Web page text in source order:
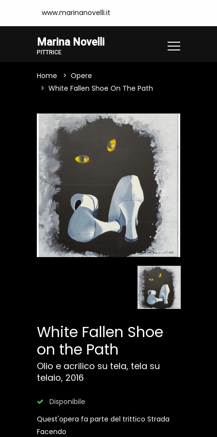
www.marinanovelli.it
Marina Novelli
PITTRICE
Home
Opere
White Fallen Shoe On The Path
White Fallen Shoe
on the Path
Olio e acrilico su tela, tela su
telaio, 2016
Disponibile
Quest'opera fa parte del trittico Strada
Facendo